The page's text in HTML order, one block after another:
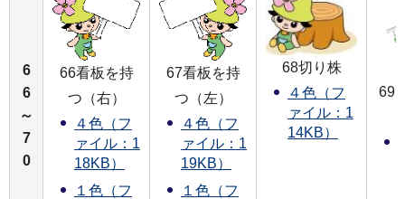
6
6
～
7
0
66看板を持
つ（右）
４色（フ
ァイル：1
18KB）
１色（フ
67看板を持
つ（左）
４色（フ
ァイル：1
19KB）
１色（フ
68切り株
４色（フ
ァイル：1
14KB）
69